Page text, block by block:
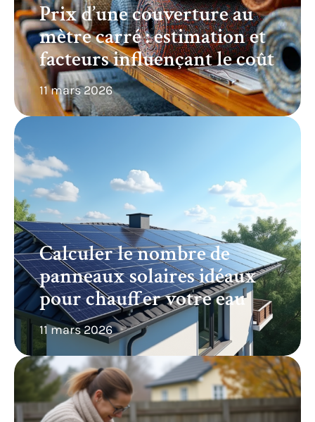
Prix d’une couverture au
mètre carré : estimation et
facteurs influençant le coût
11 mars 2026
Calculer le nombre de
panneaux solaires idéaux
pour chauffer votre eau
11 mars 2026